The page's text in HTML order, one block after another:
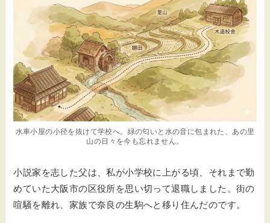
水車小屋の小径を抜けて学校へ。緑の匂いと水の音に包まれた、あの里
山の日々を今も忘れません。
小説家を志した父は、私が小学校に上がる頃、それまで勤
めていた大阪市の区役所を思い切って退職しました。街の
喧騒を離れ、家族で奈良の生駒へと移り住んだのです。